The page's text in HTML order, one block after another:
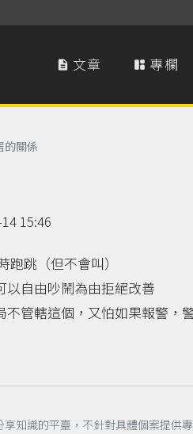
 文章  專欄
的關係
15:46
跳（但不會叫）
以自由吵鬧為由拒絕改善
管轄這個，又怕如果報警，
知識的平臺，不針對具體個案提供